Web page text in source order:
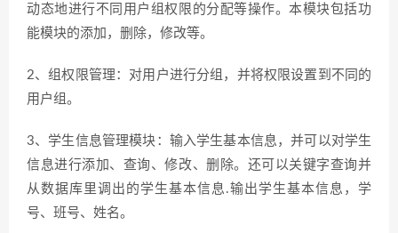
动态地进行不同用户组权限的分配等操作。本模块包括功
能模块的添加，删除，修改等。
2、组权限管理：对用户进行分组，并将权限设置到不同的
用户组。
3、学生信息管理模块：输入学生基本信息，并可以对学生
信息进行添加、查询、修改、删除。还可以关键字查询并
从数据库里调出的学生基本信息.输出学生基本信息，学
号、班号、姓名。